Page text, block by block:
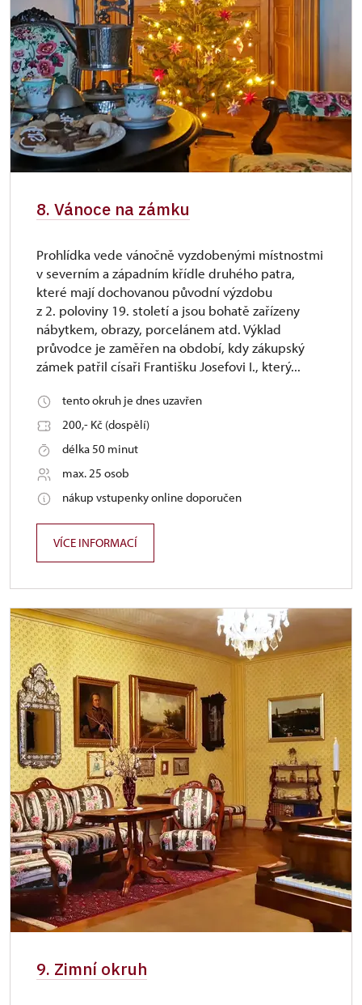
8. Vánoce na zámku
Prohlídka vede vánočně vyzdobenými místnostmi
v severním a západním křídle druhého patra,
které mají dochovanou původní výzdobu
z 2. poloviny 19. století a jsou bohatě zařízeny
nábytkem, obrazy, porcelánem atd. Výklad
průvodce je zaměřen na období, kdy zákupský
zámek patřil císaři Františku Josefovi I., který...
tento okruh je dnes uzavřen
200,- Kč (dospělí)
délka 50 minut
max. 25 osob
nákup vstupenky online doporučen
VÍCE INFORMACÍ
9. Zimní okruh